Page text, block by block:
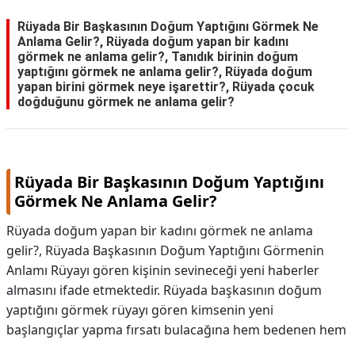
Rüyada Bir Başkasının Doğum Yaptığını Görmek Ne
Anlama Gelir?, Rüyada doğum yapan bir kadını
görmek ne anlama gelir?, Tanıdık birinin doğum
yaptığını görmek ne anlama gelir?, Rüyada doğum
yapan birini görmek neye işarettir?, Rüyada çocuk
doğduğunu görmek ne anlama gelir?
Rüyada Bir Başkasının Doğum Yaptığını
Görmek Ne Anlama Gelir?
Rüyada doğum yapan bir kadını görmek ne anlama
gelir?, Rüyada Başkasının Doğum Yaptığını Görmenin
Anlamı Rüyayı gören kişinin sevineceği yeni haberler
almasını ifade etmektedir. Rüyada başkasının doğum
yaptığını görmek rüyayı gören kimsenin yeni
başlangıçlar yapma fırsatı bulacağına hem bedenen hem